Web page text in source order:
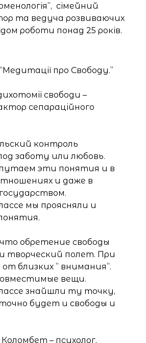
сімейний
та ведуча розвиваючих
роботи понад 25 років.
про Свободу.”
свободи –
сепараційного
контроль
заботу или любовь.
эти понятия и в
и даже в
мы проясняли и
обретение свободы
творческий полет. При
близких ” внимания”.
вещи.
знайшли ту точку,
будет и свободы и
– психолог,